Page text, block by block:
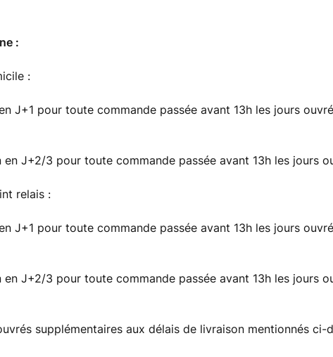
:
:
J+1 pour toute commande passée avant 13h les jours
en J+2/3 pour toute commande passée avant 13h les jours
relais :
J+1 pour toute commande passée avant 13h les jours
en J+2/3 pour toute commande passée avant 13h les jours
supplémentaires aux délais de livraison mentionnés ci-